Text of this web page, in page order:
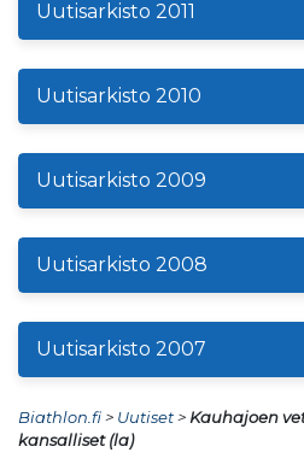
Uutisarkisto 2011
Uutisarkisto 2010
Uutisarkisto 2009
Uutisarkisto 2008
Uutisarkisto 2007
Biathlon.fi> Uutiset> Kauhajoen
kansalliset (la)